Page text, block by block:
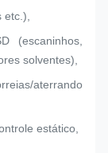
(escaninhos,
solventes),
aterrando
estático,